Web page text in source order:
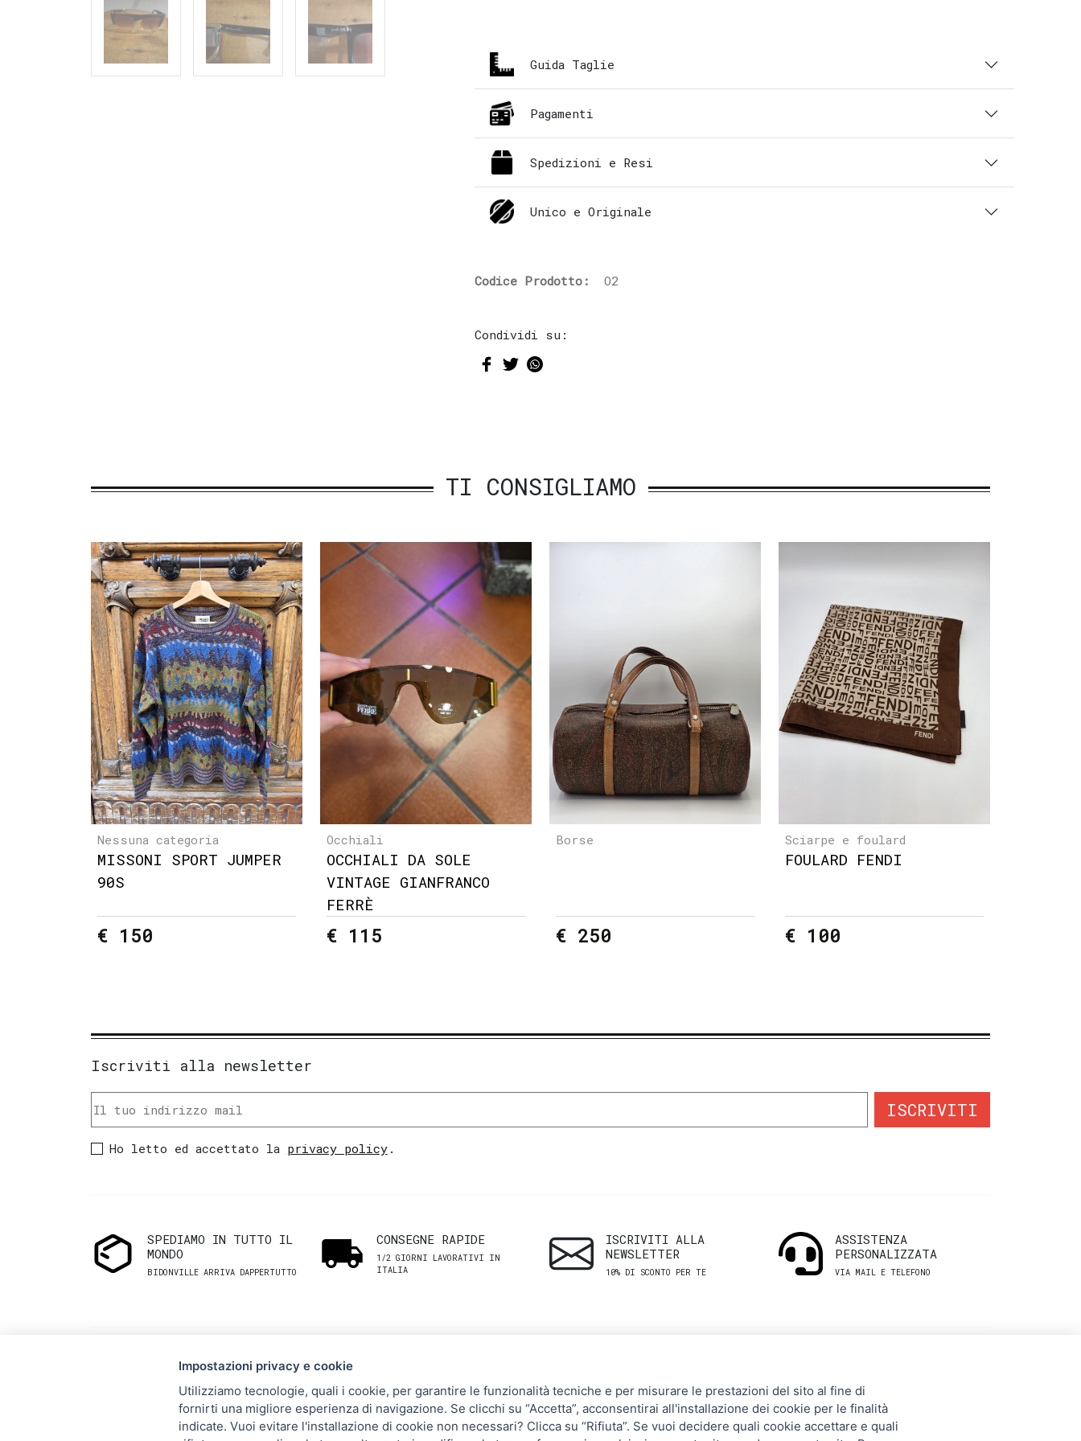
Guida Taglie
Pagamenti
Spedizioni e Resi
Unico e Originale
Codice Prodotto: O2
Condividi su:
TI CONSIGLIAMO
Nessuna categoria
MISSONI SPORT JUMPER
90S
€ 150
Occhiali
OCCHIALI DA SOLE
VINTAGE GIANFRANCO
FERRÈ
€ 115
Borse
€ 250
Sciarpe e foulard
FOULARD FENDI
€ 100
Iscriviti alla newsletter
ISCRIVITI
Ho letto ed accettato la privacy policy.
SPEDIAMO IN TUTTO IL
MONDO
BIDONVILLE ARRIVA DAPPERTUTTO
CONSEGNE RAPIDE
1/2 GIORNI LAVORATIVI IN
ITALIA
ISCRIVITI ALLA
NEWSLETTER
10% DI SCONTO PER TE
ASSISTENZA
PERSONALIZZATA
VIA MAIL E TELEFONO
Via Melo 224/a, Bari, Italy,
Uomo
CLIENTI
UTILI
Impostazioni privacy e cookie
Utilizziamo tecnologie, quali i cookie, per garantire le funzionalità tecniche e per misurare le prestazioni del sito al fine di
fornirti una migliore esperienza di navigazione. Se clicchi su “Accetta”, acconsentirai all'installazione dei cookie per le finalità
indicate. Vuoi evitare l'installazione di cookie non necessari? Clicca su “Rifiuta”. Se vuoi decidere quali cookie accettare e quali